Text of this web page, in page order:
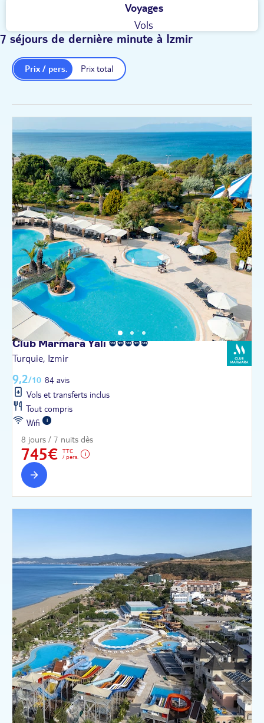
Voyages
Vols
7 séjours de dernière minute à Izmir
Prix total
Prix / pers.
Club MarmaraYali
Turquie, Izmir
9,2/10 84 avis
Vols et transferts inclus
Tout compris
Wifi
8 jours / 7 nuits dès
745€
TTC
/ pers.